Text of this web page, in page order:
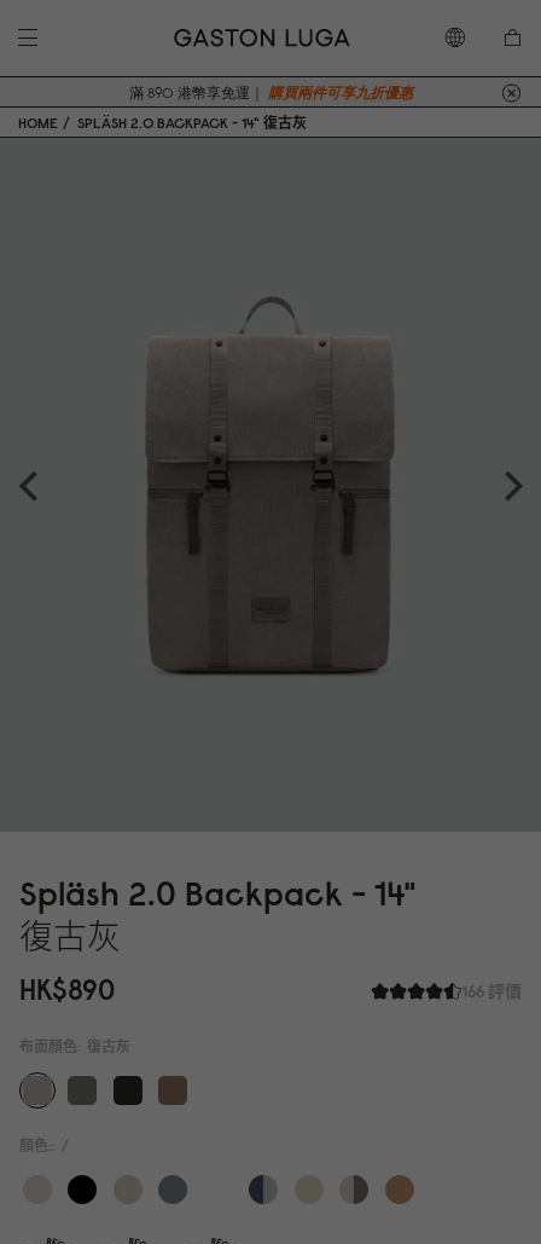
滿 890 港幣享免運｜ 購買兩件可享九折優惠
HOME
SPLÄSH 2.0 BACKPACK - 14" 復古灰
Spläsh 2.0 Backpack - 14"
復古灰
166 評價
HK$890
布面顏色: 復古灰
顏色:: /